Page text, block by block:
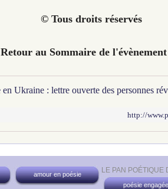
© Tous droits réservés
Retour au Sommaire de l'évènement
http://
LE PAN
amour en poésie
poésie engagée